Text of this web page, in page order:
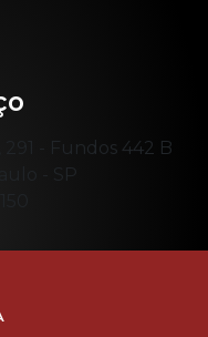
- Fundos 442 B
- SP